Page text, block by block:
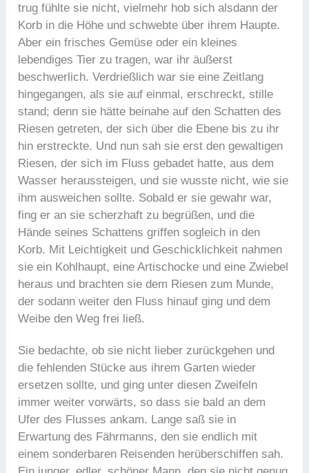
trug fühlte sie nicht, vielmehr hob sich alsdann der
Korb in die Höhe und schwebte über ihrem Haupte.
Aber ein frisches Gemüse oder ein kleines
lebendiges Tier zu tragen, war ihr äußerst
beschwerlich. Verdrießlich war sie eine Zeitlang
hingegangen, als sie auf einmal, erschreckt, stille
stand; denn sie hätte beinahe auf den Schatten des
Riesen getreten, der sich über die Ebene bis zu ihr
hin erstreckte. Und nun sah sie erst den gewaltigen
Riesen, der sich im Fluss gebadet hatte, aus dem
Wasser heraussteigen, und sie wusste nicht, wie sie
ihm ausweichen sollte. Sobald er sie gewahr war,
fing er an sie scherzhaft zu begrüßen, und die
Hände seines Schattens griffen sogleich in den
Korb. Mit Leichtigkeit und Geschicklichkeit nahmen
sie ein Kohlhaupt, eine Artischocke und eine Zwiebel
heraus und brachten sie dem Riesen zum Munde,
der sodann weiter den Fluss hinauf ging und dem
Weibe den Weg frei ließ.
Sie bedachte, ob sie nicht lieber zurückgehen und
die fehlenden Stücke aus ihrem Garten wieder
ersetzen sollte, und ging unter diesen Zweifeln
immer weiter vorwärts, so dass sie bald an dem
Ufer des Flusses ankam. Lange saß sie in
Erwartung des Fährmanns, den sie endlich mit
einem sonderbaren Reisenden herüberschiffen sah.